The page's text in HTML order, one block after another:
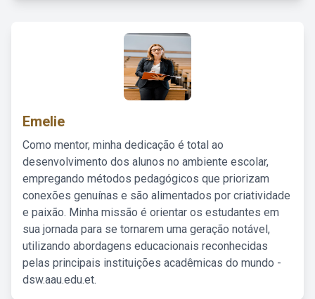
Emelie
Como mentor, minha dedicação é total ao
desenvolvimento dos alunos no ambiente escolar,
empregando métodos pedagógicos que priorizam
conexões genuínas e são alimentados por criatividade
e paixão. Minha missão é orientar os estudantes em
sua jornada para se tornarem uma geração notável,
utilizando abordagens educacionais reconhecidas
pelas principais instituições acadêmicas do mundo -
dsw.aau.edu.et.